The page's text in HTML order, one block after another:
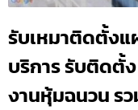
รับเหมาติดตั้งแ
บริการ รับติดตั้ง
งานหุ้มฉนวน ร